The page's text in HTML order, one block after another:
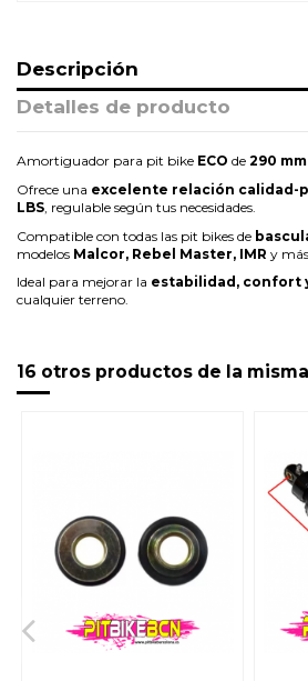
Descripción
Detalles de producto
Amortiguador para pit bike ECO de 290
Ofrece una excelente relación calidad-
LBS , regulable según tus necesidades.
Compatible con todas las pit bikes de
modelos Malcor, Rebel Master, IMR y más.
Ideal para mejorar la estabilidad, confort
cualquier terreno.
16 otros productos de la